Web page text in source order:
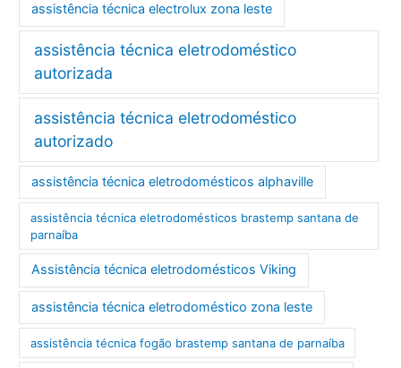
assistência técnica electrolux zona leste
assistência técnica eletrodoméstico
autorizada
assistência técnica eletrodoméstico
autorizado
assistência técnica eletrodomésticos alphaville
assistência técnica eletrodomésticos brastemp santana de
parnaíba
Assistência técnica eletrodomésticos Viking
assistência técnica eletrodoméstico zona leste
assistência técnica fogão brastemp santana de parnaíba